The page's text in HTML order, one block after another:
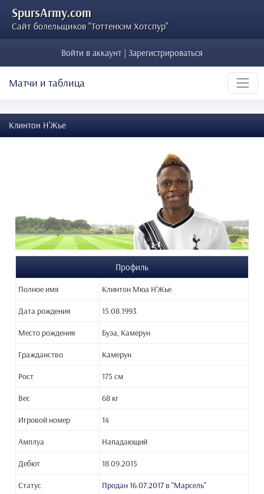
SpursArmy.com
Сайт болельщиков "Тоттенхэм Хотспур"
Войти в аккаунт | Зарегистрироваться
Матчи и таблица
Клинтон Н'Жье
Профиль
Полное имя Клинтон Мюа Н'Жье
Дата рождения 15.08.1993
Место рождения Буэа, Камерун
Гражданство Камерун
Рост 175 см
Вес 68 кг
Игровой номер 14
Амплуа Нападающий
Дебют 18.09.2015
Статус Продан 16.07.2017 в "Марсель"